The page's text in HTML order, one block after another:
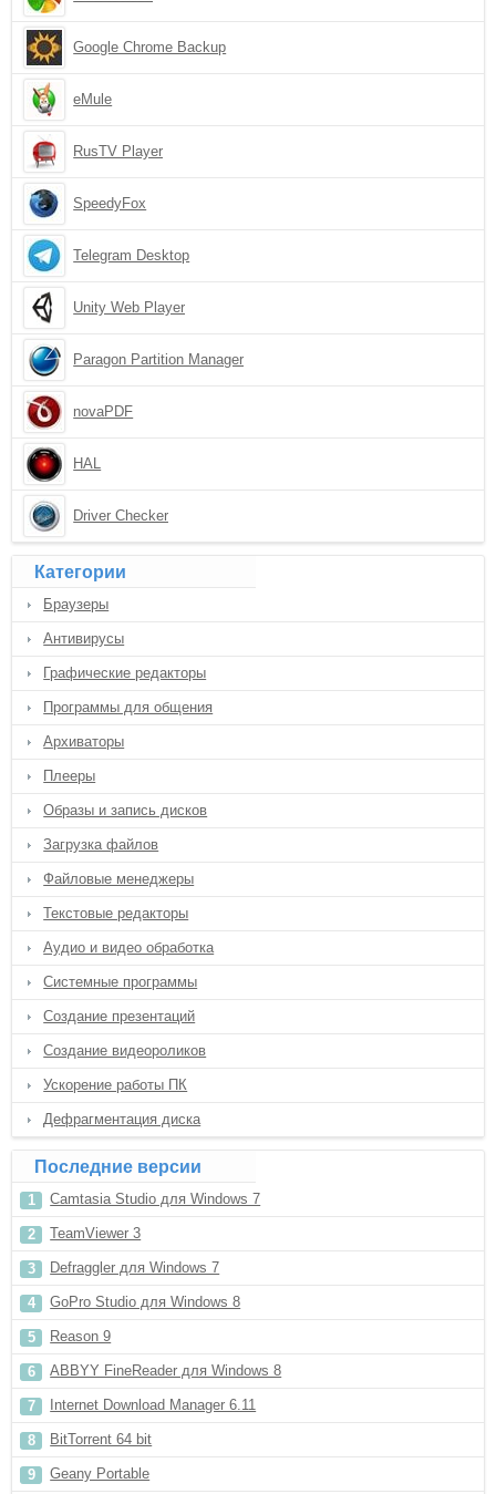
Google Chrome Backup
eMule
RusTV Player
SpeedyFox
Telegram Desktop
Unity Web Player
Paragon Partition Manager
novaPDF
HAL
Driver Checker
Категории
Браузеры
Антивирусы
Графические редакторы
Программы для общения
Архиваторы
Плееры
Образы и запись дисков
Загрузка файлов
Файловые менеджеры
Текстовые редакторы
Аудио и видео обработка
Системные программы
Создание презентаций
Создание видеороликов
Ускорение работы ПК
Дефрагментация диска
Последние версии
Camtasia Studio для Windows 7
TeamViewer 3
Defraggler для Windows 7
GoPro Studio для Windows 8
Reason 9
ABBYY FineReader для Windows 8
Internet Download Manager 6.11
BitTorrent 64 bit
Geany Portable